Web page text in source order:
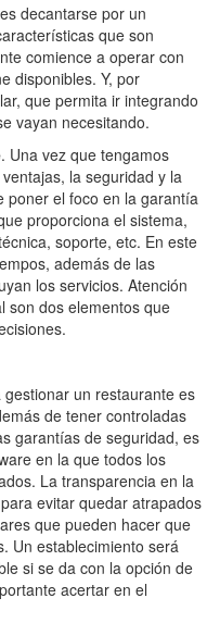
decantarse por un
que son
comience a operar con
disponibles. Y, por
que permita ir integrando
vayan necesitando.
. Una vez que tengamos
la seguridad y la
poner el foco en la garantía
proporciona el sistema,
soporte, etc. En este
además de las
los servicios. Atención
son dos elementos que
un restaurante es
de tener controladas
garantías de seguridad, es
en la que todos los
La transparencia en la
evitar quedar atrapados
que pueden hacer que
Un establecimiento será
si se da con la opción de
acertar en el